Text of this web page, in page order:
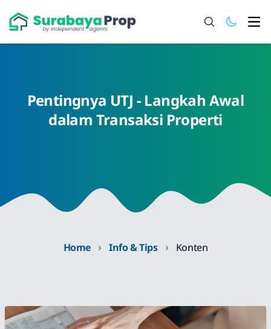
Pentingnya UTJ - Langkah Awal
dalam Transaksi Properti
Home › Info & Tips › Konten